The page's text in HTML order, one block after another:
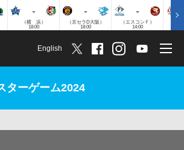
-
（横 浜）
18:00
-
（京セラD大阪）
18:00
-
（エスコンＦ）
14:00
English
ターゲーム2024